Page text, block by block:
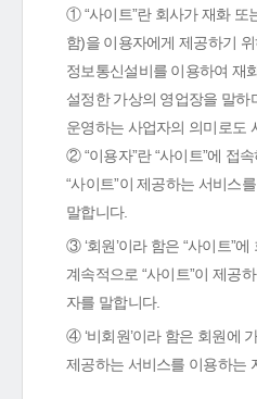
① “사이트”란 회사가 재화 또
함)을 이용자에게 제공하기
정보통신설비를 이용하여 재
설정한 가상의 영업장을 말하
운영하는 사업자의 의미로도
② “이용자”란 “사이트”에 접
“사이트”이 제공하는 서비스
말합니다.
③ ‘회원’이라 함은 “사이트”
계속적으로 “사이트”이 제공
자를 말합니다.
④ ‘비회원’이라 함은 회원에
제공하는 서비스를 이용하는